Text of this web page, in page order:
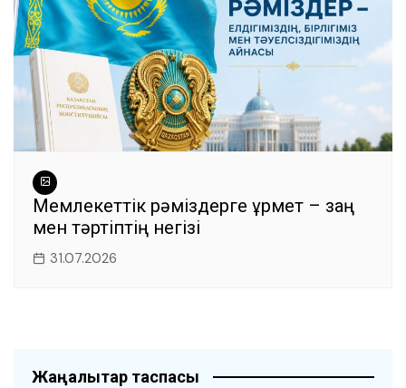
Мемлекеттік рәміздерге құрмет – заң
мен тәртіптің негізі
31.07.2026
Жаңалықтар таспасы